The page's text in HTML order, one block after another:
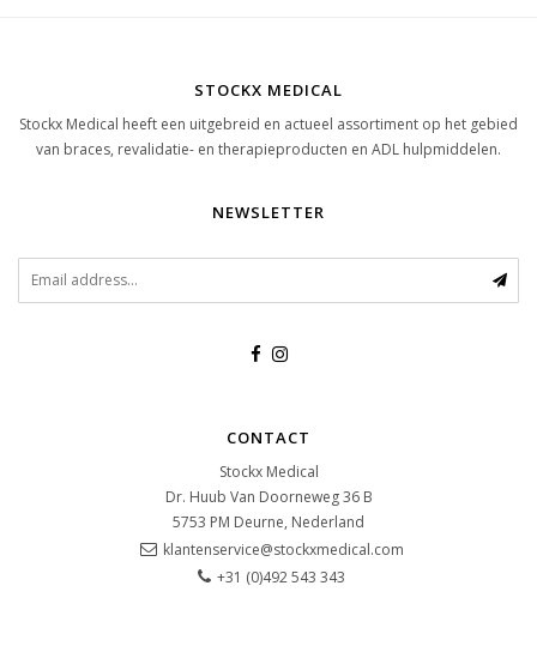
STOCKX MEDICAL
Stockx Medical heeft een uitgebreid en actueel assortiment op het gebied
van braces, revalidatie- en therapieproducten en ADL hulpmiddelen.
NEWSLETTER
CONTACT
Stockx Medical
Dr. Huub Van Doorneweg 36 B
5753 PM Deurne, Nederland
klantenservice@stockxmedical.com
+31 (0)492 543 343